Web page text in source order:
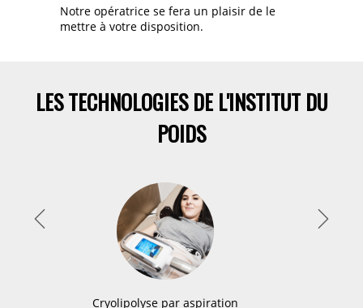
Notre opératrice se fera un plaisir de le
mettre à votre disposition.
LES TECHNOLOGIES DE L'INSTITUT DU
POIDS
Cryolipolyse par aspiration